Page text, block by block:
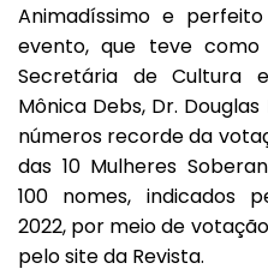
Animadíssimo e
evento, que teve
Secretária de Cultura
Mônica Debs, Dr.
números recorde da
das 10 Mulheres
100 nomes, indicados
2022, por meio de
pelo site da Revista.